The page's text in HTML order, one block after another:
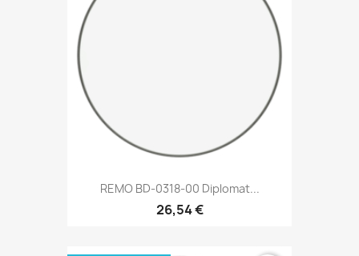
REMO BD-0318-00 Diplomat...
26,54 €